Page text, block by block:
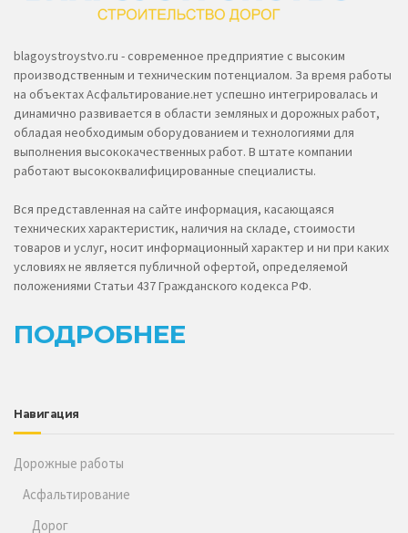
blagoystroystvo.ru - современное предприятие с высоким
производственным и техническим потенциалом. За время работы
на объектах Асфальтирование.нет успешно интегрировалась и
динамично развивается в области земляных и дорожных работ,
обладая необходимым оборудованием и технологиями для
выполнения высококачественных работ. В штате компании
работают высококвалифицированные специалисты.
Вся представленная на сайте информация, касающаяся
технических характеристик, наличия на складе, стоимости
товаров и услуг, носит информационный характер и ни при каких
условиях не является публичной офертой, определяемой
положениями Статьи 437 Гражданского кодекса РФ.
ПОДРОБНЕЕ
Навигация
Дорожные работы
Асфальтирование
Дорог